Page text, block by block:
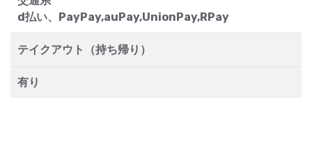
d払い、PayPay,auPay,UnionPay,RPay
テイクアウト（持ち帰り）
有り